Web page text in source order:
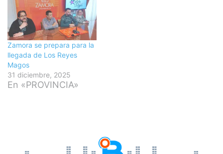
Zamora se prepara para la
llegada de Los Reyes
Magos
31 diciembre, 2025
En «PROVINCIA»